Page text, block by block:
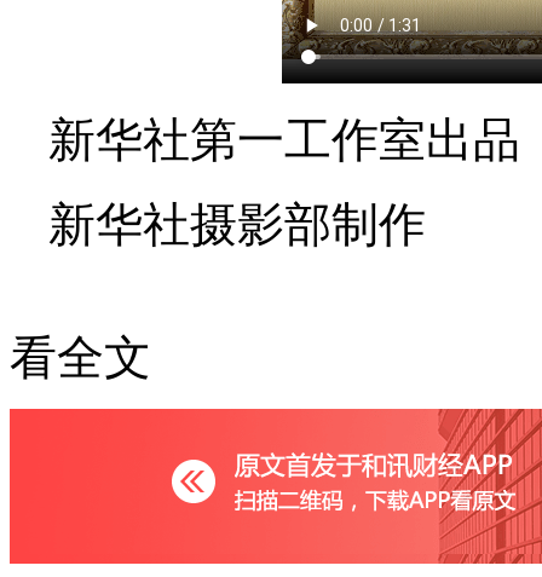
新华社第一工作室出品
新华社摄影部制作
看全文